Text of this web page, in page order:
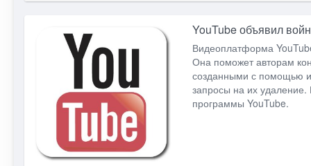
YouTube объявил
Видеоплатформа
Она поможет авторам
созданными с помощью
запросы на их
программы YouTube.